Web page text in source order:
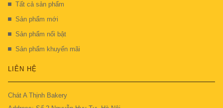
Tất cả sản phẩm
Sản phẩm mới
Sản phẩm nổi bật
Sản phẩm khuyến mãi
LIÊN HỆ
Chát A Thịnh Bakery